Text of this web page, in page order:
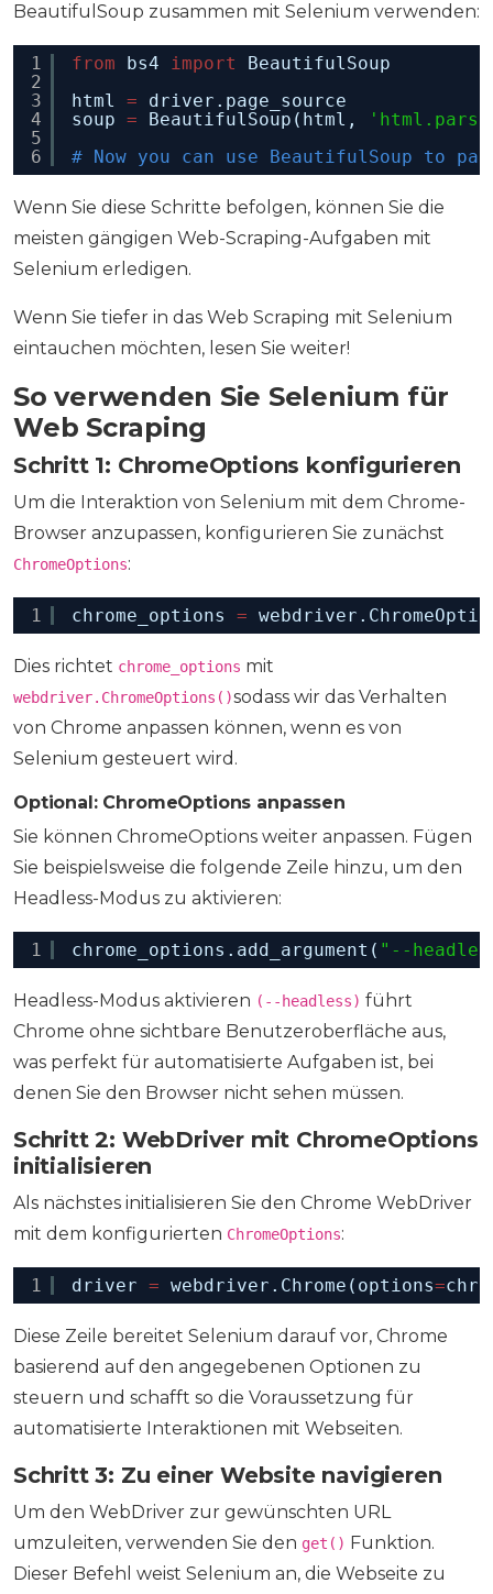
BeautifulSoup zusammen mit Selenium verwenden:
1
2
3
4
5
6
from bs4 import
BeautifulSoup
html =
driver.page_source
soup = BeautifulSoup(html,
# Now you can use BeautifulSoup to
Wenn Sie diese Schritte befolgen, können Sie die
meisten gängigen Web-Scraping-Aufgaben mit
Selenium erledigen.
Wenn Sie tiefer in das Web Scraping mit Selenium
eintauchen möchten, lesen Sie weiter!
So verwenden Sie Selenium für
Web Scraping
Schritt 1: ChromeOptions konfigurieren
Um die Interaktion von Selenium mit dem Chrome-
Browser anzupassen, konfigurieren Sie zunächst
ChromeOptions:
1 chrome_options =
Dies richtet chrome_options mit
webdriver.ChromeOptions()sodass wir das Verhalten
von Chrome anpassen können, wenn es von
Selenium gesteuert wird.
Optional: ChromeOptions anpassen
Sie können ChromeOptions weiter anpassen. Fügen
Sie beispielsweise die folgende Zeile hinzu, um den
Headless-Modus zu aktivieren:
1 chrome_options.add_argument( "--
Headless-Modus aktivieren (--headless) führt
Chrome ohne sichtbare Benutzeroberfläche aus,
was perfekt für automatisierte Aufgaben ist, bei
denen Sie den Browser nicht sehen müssen.
Schritt 2: WebDriver mit ChromeOptions
initialisieren
Als nächstes initialisieren Sie den Chrome WebDriver
mit dem konfigurierten ChromeOptions:
1 driver = webdriver.Chrome(options=
Diese Zeile bereitet Selenium darauf vor, Chrome
basierend auf den angegebenen Optionen zu
steuern und schafft so die Voraussetzung für
automatisierte Interaktionen mit Webseiten.
Schritt 3: Zu einer Website navigieren
Um den WebDriver zur gewünschten URL
umzuleiten, verwenden Sie den get() Funktion.
Dieser Befehl weist Selenium an, die Webseite zu